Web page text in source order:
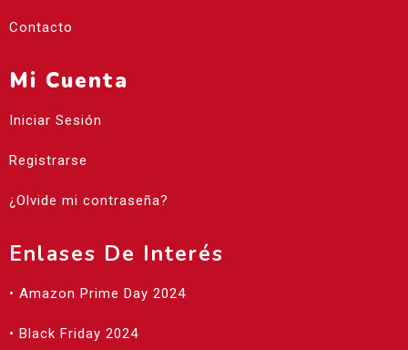
Contacto
Mi Cuenta
Iniciar Sesión
Registrarse
¿Olvide mi contraseña?
Enlases De Interés
• Amazon Prime Day 2024
• Black Friday 2024